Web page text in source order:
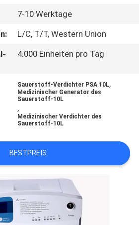
7-10 Werktage
L/C, T/T, Western Union
4.000 Einheiten pro Tag
Sauerstoff-Verdichter PSA 10L,
Medizinischer Generator des
Sauerstoff-10L
,
Medizinischer Verdichter des
Sauerstoff-10L
BESTPREIS